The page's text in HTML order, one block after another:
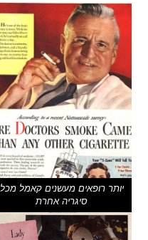
יותר רופאים מעשנים קאמל מכל
סיגריה אחרת